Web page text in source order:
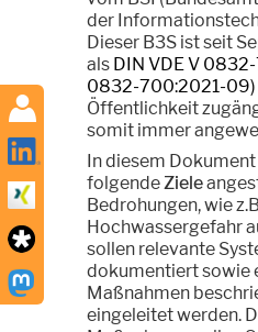
der
Dieser B3S ist seit
als DIN VDE V
0832-700:2021-09)
Öffentlichkeit
somit immer
In diesem
folgendeZiele
Bedrohungen, wie
Hochwassergefahr
sollen relevante
dokumentiert sowie
Maßnahmen
eingeleitet werden.